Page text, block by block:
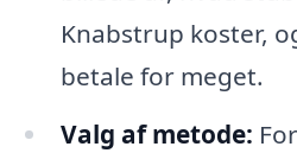
Knabstrup koster,
betale for meget.
Valg af metode: